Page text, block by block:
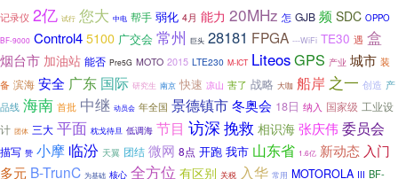
记录仪 2亿 试行 您大 中电 帮手 弱化 4月 能力 20MHz 怎 GJB 频 SDC OPPO
BF-9000 Control4 5100 广交会 常州 巨头 28181 FPGA ---WiFi TE30 遇 盒
烟台市 加油站 能否 Pre5G MOTO 2015 LTE230 M-ICT LiteosGPS 产业 城市 装
备 滨海 安全 广东 国际 研究生 南京 快速 凉山 害了 战略 大咖 船岸 之一 创造 产
品线 海南 首批 中继 动员会 年全国 景德镇市冬奥会 18日 纳入 国家级 工业设
计 团体 三大 平面 枕戈待旦 低调海 节目 访深 挽救 相识海 张庆伟委员会
描写 赞 小摩 临汾 天翼 团结 微网 8点 开跑 我市 山东省 1.6亿 新动态 入门
多元 B-TrunC 为基础 核心 全方位 有区别 关税 入华 常用 MOTOROLA III BF-